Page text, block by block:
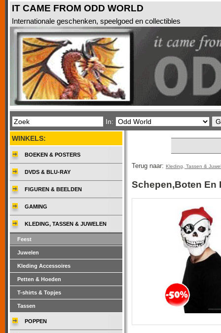
IT CAME FROM ODD WORLD
Internationale geschenken, speelgoed en collectibles
In:
Terug naar: Kleding, Tassen &
Schepen,Boten En
WINKELS:
BOEKEN & POSTERS
DVDS & BLU-RAY
FIGUREN & BEELDEN
GAMING
KLEDING, TASSEN & JUWELEN
Feest
Juwelen
Kleding Accessoires
Petten & Hoeden
T-shirts & Topjes
Tassen
POPPEN